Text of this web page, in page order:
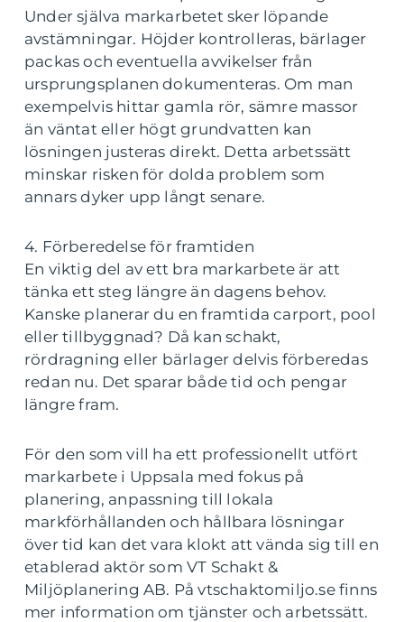
Under själva markarbetet sker löpande
avstämningar. Höjder kontrolleras, bärlager
packas och eventuella avvikelser från
ursprungsplanen dokumenteras. Om man
exempelvis hittar gamla rör, sämre massor
än väntat eller högt grundvatten kan
lösningen justeras direkt. Detta arbetssätt
minskar risken för dolda problem som
annars dyker upp långt senare.
4. Förberedelse för framtiden
En viktig del av ett bra markarbete är att
tänka ett steg längre än dagens behov.
Kanske planerar du en framtida carport, pool
eller tillbyggnad? Då kan schakt,
rördragning eller bärlager delvis förberedas
redan nu. Det sparar både tid och pengar
längre fram.
För den som vill ha ett professionellt utfört
markarbete i Uppsala med fokus på
planering, anpassning till lokala
markförhållanden och hållbara lösningar
över tid kan det vara klokt att vända sig till en
etablerad aktör som VT Schakt &
Miljöplanering AB. På vtschaktomiljo.se finns
mer information om tjänster och arbetssätt.